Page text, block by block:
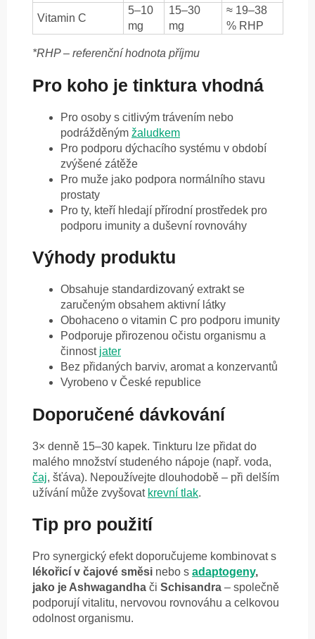
Vitamin C
5–10
mg
15–30
mg
≈ 19–38
% RHP
*RHP – referenční hodnota příjmu
Pro koho je tinktura vhodná
Pro osoby s citlivým trávením nebo
podrážděným žaludkem
Pro podporu dýchacího systému v období
zvýšené zátěže
Pro muže jako podpora normálního stavu
prostaty
Pro ty, kteří hledají přírodní prostředek pro
podporu imunity a duševní rovnováhy
Výhody produktu
Obsahuje standardizovaný extrakt se
zaručeným obsahem aktivní látky
Obohaceno o vitamin C pro podporu imunity
Podporuje přirozenou očistu organismu a
činnost jater
Bez přidaných barviv, aromat a konzervantů
Vyrobeno v České republice
Doporučené dávkování
3× denně 15–30 kapek. Tinkturu lze přidat do
malého množství studeného nápoje (např. voda,
čaj, šťáva). Nepoužívejte dlouhodobě – při delším
užívání může zvyšovat krevní tlak.
Tip pro použití
Pro synergický efekt doporučujeme kombinovat s
lékořicí v čajové směsi nebo s adaptogeny,
jako je Ashwagandha či Schisandra – společně
podporují vitalitu, nervovou rovnováhu a celkovou
odolnost organismu.